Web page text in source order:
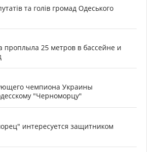
та голів громад Одеського
проплыла 25 метров в бассейне и
чемпиона Украины
"Черноморцу"
интересуется защитником